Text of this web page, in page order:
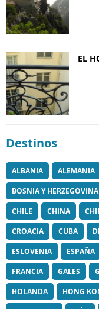
EL
Destinos
ALBANIA ALEMANIA
BOSNIA Y HERZEGOVINA
CHILE
CHINA
CROACIA
CUBA
ESLOVENIA
ESPAÑA
FRANCIA
GALES
HOLANDA
HONG